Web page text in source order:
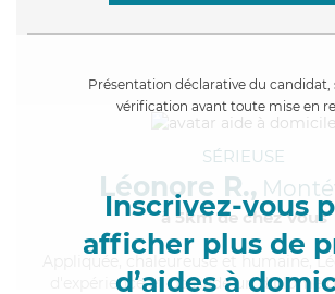
Présentation déclarative du candidat,
vérification avant toute mise en
Inscrivez-vous
afficher plus de
d’aides à
SÉRIEUSE
Léonore R.,
à 5km de chez Vous
, chaleureuse et humaine,
d'expérience et possède un diplôme